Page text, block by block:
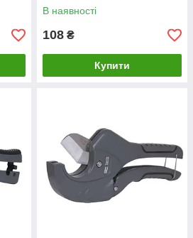
В наявності
108 ₴
Купити